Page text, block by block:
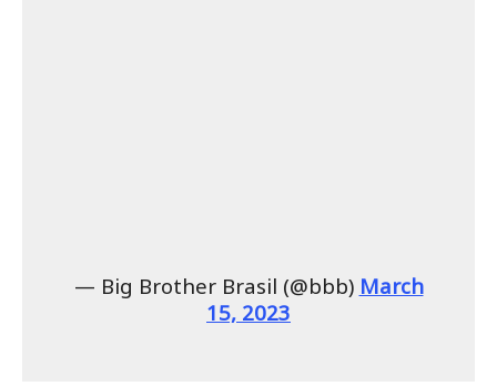
— Big Brother Brasil (@bbb) March
15, 2023